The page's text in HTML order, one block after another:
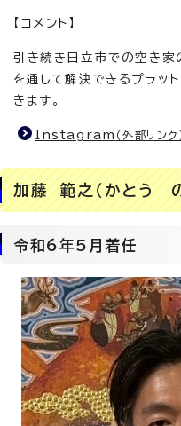
【コメント】
引き続き日立市での空き家
を通して解決できるプラッ
きます。
Instagram （外部リンク
加藤 範之（かとう の
令和6年5月着任